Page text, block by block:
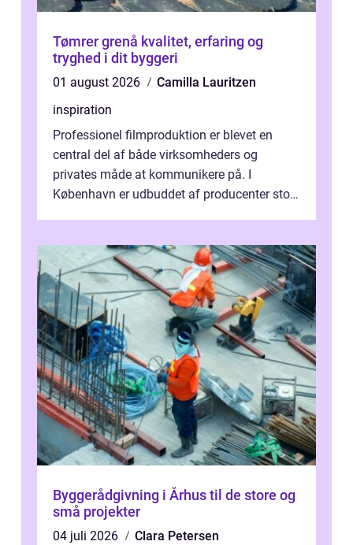
Tømrer grenå kvalitet, erfaring og
tryghed i dit byggeri
01 august 2026
Camilla Lauritzen
inspiration
Professionel filmproduktion er blevet en
central del af både virksomheders og
privates måde at kommunikere på. I
København er udbuddet af producenter stort,
Byggerådgivning i Århus til de store og
små projekter
04 juli 2026
Clara Petersen